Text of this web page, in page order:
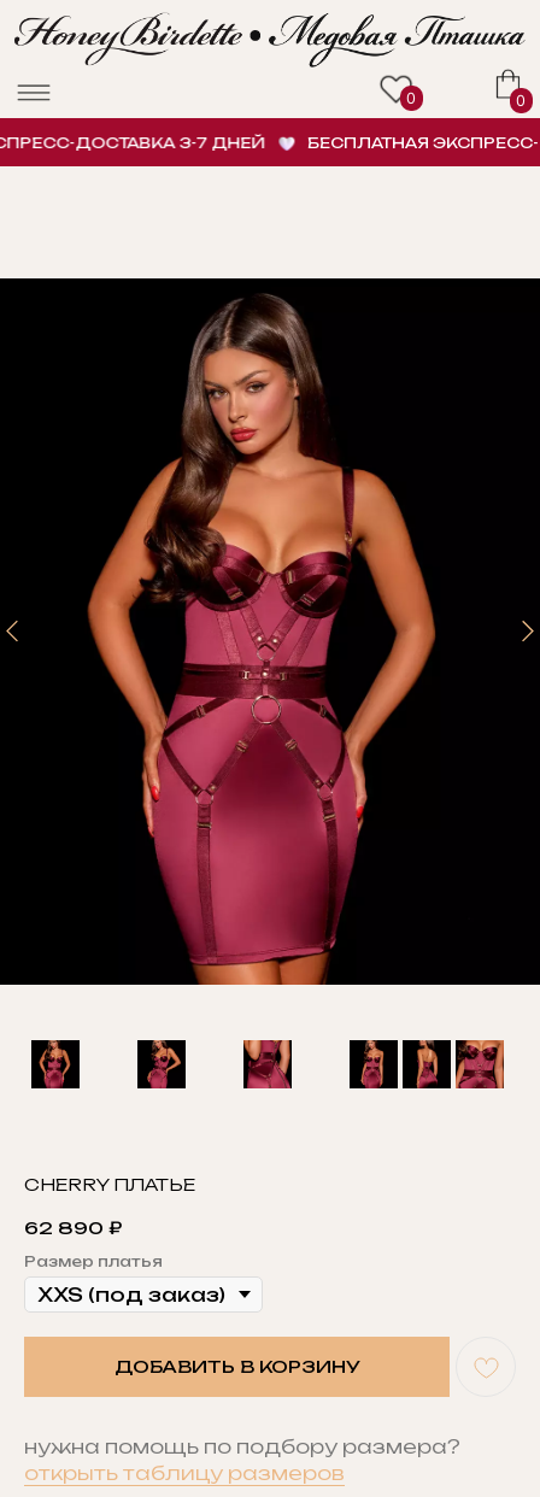
ДОСТАВКА 3-7 ДНЕЙ БЕСПЛАТНАЯ ЭКСПРЕСС-
CHERRY ПЛАТЬЕ
62 890 ₽
Размер платья
ДОБАВИТЬ В КОРЗИНУ
нужна помощь по подбору размера?
открыть таблицу размеров